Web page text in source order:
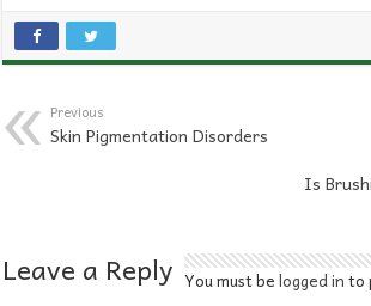
Previous
Skin Pigmentation Disorders
Is
Leave a Reply You must belogged into